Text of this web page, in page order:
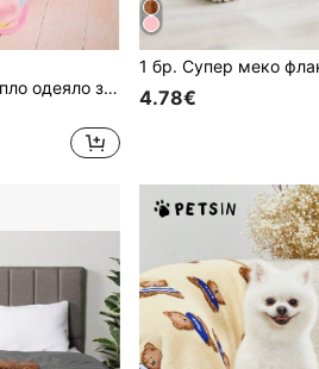
PETSIN Сладко и топло одеяло за домашни любимци с отпечатано розово сърце
4.78€